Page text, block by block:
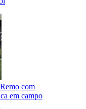
com
em campo